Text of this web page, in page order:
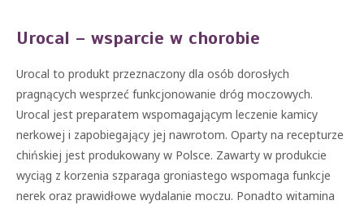
Urocal – wsparcie w chorobie
Urocal to produkt przeznaczony dla osób dorosłych
pragnących wesprzeć funkcjonowanie dróg moczowych.
Urocal jest preparatem wspomagającym leczenie kamicy
nerkowej i zapobiegający jej nawrotom. Oparty na recepturze
chińskiej jest produkowany w Polsce. Zawarty w produkcie
wyciąg z korzenia szparaga groniastego wspomaga funkcje
nerek oraz prawidłowe wydalanie moczu. Ponadto witamina